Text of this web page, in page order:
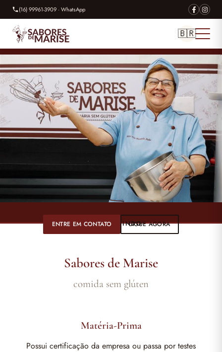
(16) 99961-3909 · WhatsApp
🇧🇷
SEJA BEM-VINDO
ENTRE EM CONTATO LIGUE AGORA
Sabores de Marise
comida sem glúten
Matéria-Prima
Possui certificação da empresa ou passa por testes